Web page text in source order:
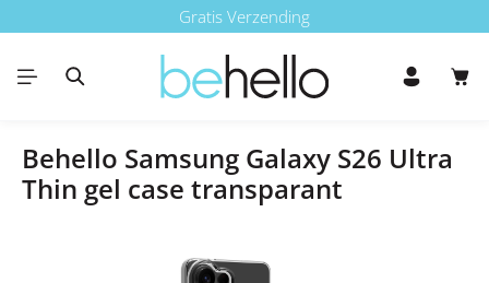
Ga naar de hoofdinhoudGratis Verzending
Behello Samsung Galaxy S26 Ultra
Thin gel case transparant
Afbeeldingengalerij overslaan